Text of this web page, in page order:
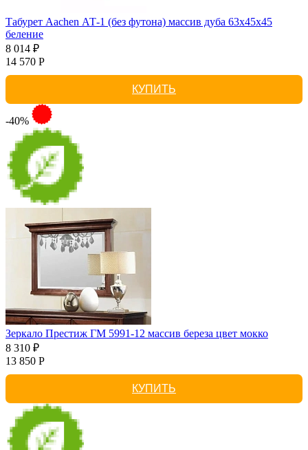
Табурет Aachen АТ-1 (без футона) массив дуба 63х45х45
беление
8 014 ₽
14 570 Р
КУПИТЬ
-40%
Зеркало Престиж ГМ 5991-12 массив береза цвет мокко
8 310 ₽
13 850 Р
КУПИТЬ